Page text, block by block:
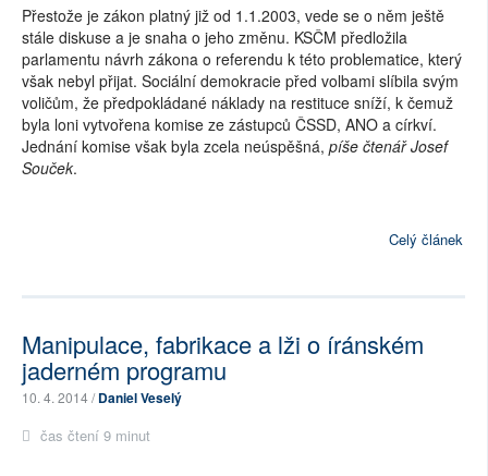
Přestože je zákon platný již od 1.1.2003, vede se o něm ještě
stále diskuse a je snaha o jeho změnu. KSČM předložila
parlamentu návrh zákona o referendu k této problematice, který
však nebyl přijat. Sociální demokracie před volbami slíbila svým
voličům, že předpokládané náklady na restituce sníží, k čemuž
byla loni vytvořena komise ze zástupců ČSSD, ANO a církví.
Jednání komise však byla zcela neúspěšná, píše čtenář Josef
Souček.
Celý článek
Manipulace, fabrikace a lži o íránském
jaderném programu
10. 4. 2014 /Daniel Veselý
čas čtení 9 minut